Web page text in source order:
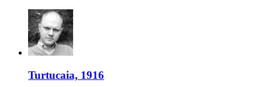
Turtucaia, 1916